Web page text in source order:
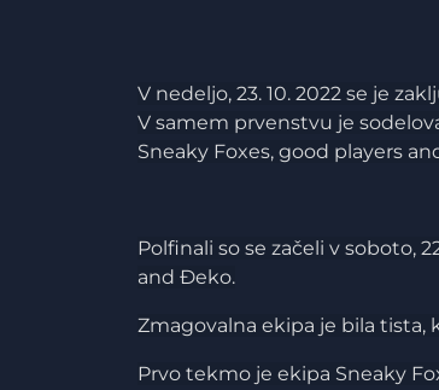
V nedeljo, 23. 10. 2022 se je
V samem prvenstvu je
Sneaky Foxes, good players
Polfinali so se začeli v soboto,
and Đeko.
Zmagovalna ekipa je bila tista,
Prvo tekmo je ekipa Sneaky